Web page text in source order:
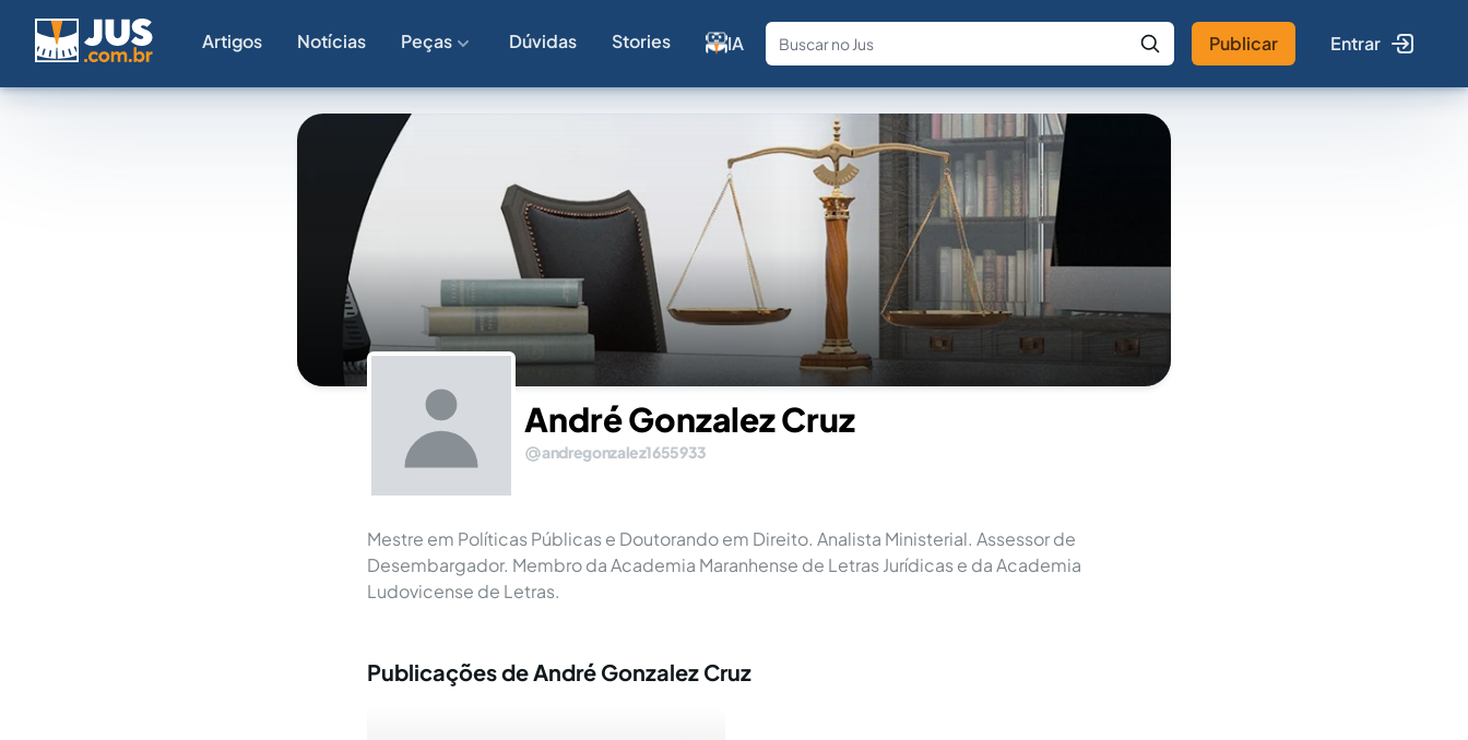
Artigos Notícias Peças Dúvidas Stories IA
Fale com a IA Buscar no Jus
Publicar Entrar
André Gonzalez Cruz
andregonzalez1655933
Mestre em Políticas Públicas e Doutorando em Direito. Analista Ministerial. Assessor de
Desembargador. Membro da Academia Maranhense de Letras Jurídicas e da Academia
Ludovicense de Letras.
Publicações de André Gonzalez Cruz